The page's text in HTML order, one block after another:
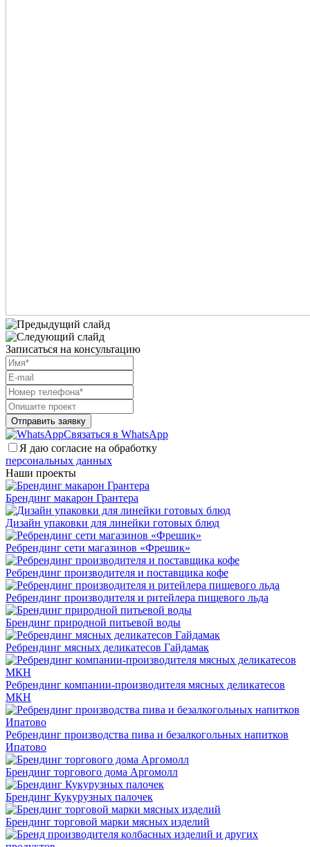
Записаться на консультацию
Отправить заявку
Связаться в WhatsApp
Я даю согласие на обработку
персональных данных
Наши проекты
Брендинг макарон Грантера
Дизайн упаковки для линейки готовых блюд
Ребрендинг сети магазинов «Фрешик»
Ребрендинг производителя и поставщика кофе
Ребрендинг производителя и ритейлера пищевого льда
Брендинг природной питьевой воды
Ребрендинг мясных деликатесов Гайдамак
Ребрендинг компании-производителя мясных деликатесов
МКН
Ребрендинг производства пива и безалкогольных напитков
Ипатово
Брендинг торгового дома Аргомолл
Брендинг Кукурузных палочек
Брендинг торговой марки мясных изделий